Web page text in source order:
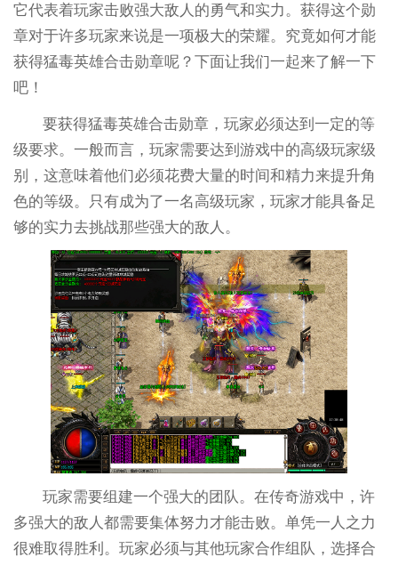
它代表着玩家击败强大敌人的勇气和实力。获得这个勋
章对于许多玩家来说是一项极大的荣耀。究竟如何才能
获得猛毒英雄合击勋章呢？下面让我们一起来了解一下
吧！
要获得猛毒英雄合击勋章，玩家必须达到一定的等
级要求。一般而言，玩家需要达到游戏中的高级玩家级
别，这意味着他们必须花费大量的时间和精力来提升角
色的等级。只有成为了一名高级玩家，玩家才能具备足
够的实力去挑战那些强大的敌人。
玩家需要组建一个强大的团队。在传奇游戏中，许
多强大的敌人都需要集体努力才能击败。单凭一人之力
很难取得胜利。玩家必须与其他玩家合作组队，选择合